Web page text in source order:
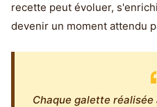
recette peut évoluer,
devenir un moment attendu
Chaque galette